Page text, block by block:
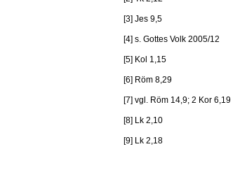
[3] Jes 9,5
[4] s. Gottes Volk 2005/12
[5] Kol 1,15
[6] Röm 8,29
[7] vgl. Röm 14,9; 2 Kor 6,19
[8] Lk 2,10
[9] Lk 2,18